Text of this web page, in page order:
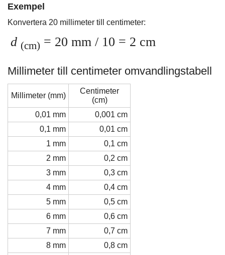
Exempel
Konvertera 20 millimeter till centimeter:
d (cm) = 20 mm / 10 = 2 cm
Millimeter till centimeter omvandlingstabell
Millimeter (mm)
Centimeter
(cm)
0,01 mm
0,001 cm
0,1 mm
0,01 cm
1 mm
0,1 cm
2 mm
0,2 cm
3 mm
0,3 cm
4 mm
0,4 cm
5 mm
0,5 cm
6 mm
0,6 cm
7 mm
0,7 cm
8 mm
0,8 cm